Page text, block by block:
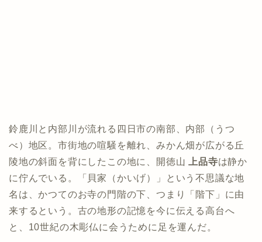
鈴鹿川と内部川が流れる四日市の南部、内部（うつ
べ）地区。市街地の喧騒を離れ、みかん畑が広がる丘
陵地の斜面を背にしたこの地に、開徳山
上品寺は静か
に佇んでいる。「貝家（かいげ）」という不思議な地
名は、かつてのお寺の門階の下、つまり「階下」に由
来するという。古の地形の記憶を今に伝える高台へ
と、10世紀の木彫仏に会うために足を運んだ。